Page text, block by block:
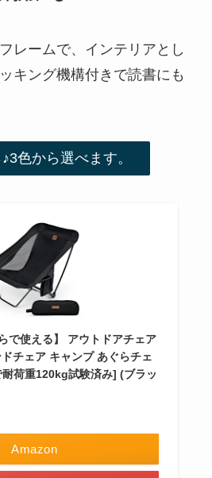
レームで、インテリアとし
キング機構付きで読書にも
色から選べます。
で使える】 アウトドアチェア
チェア キャンプ あぐらチェ
荷重120kg試験済み] (ブラッ
Amazon